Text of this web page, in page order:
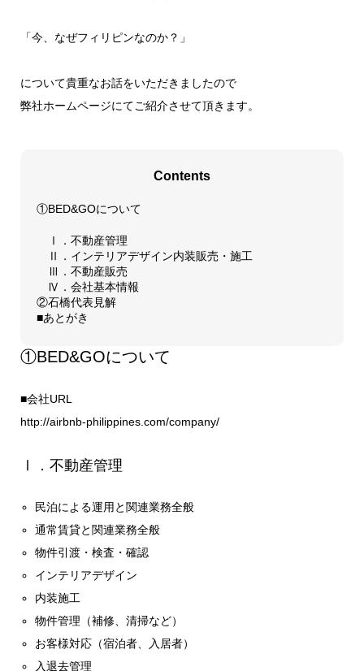
「今、なぜフィリピンなのか？」
について貴重なお話をいただきましたので
弊社ホームページにてご紹介させて頂きます。
Contents
①BED&GOについて
Ⅰ．不動産管理
Ⅱ．インテリアデザイン内装販売・施工
Ⅲ．不動産販売
Ⅳ．会社基本情報
②石橋代表見解
■あとがき
①BED&GOについて
■会社URL
http://airbnb-philippines.com/company/
Ⅰ．不動産管理
民泊による運用と関連業務全般
通常賃貸と関連業務全般
物件引渡・検査・確認
インテリアデザイン
内装施工
物件管理（補修、清掃など）
お客様対応（宿泊者、入居者）
入退去管理